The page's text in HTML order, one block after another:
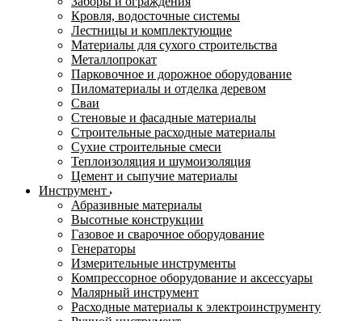
Кровля, водосточные системы
Лестницы и комплектующие
Материалы для сухого строительства
Металлопрокат
Парковочное и дорожное оборудование
Пиломатериалы и отделка деревом
Сваи
Стеновые и фасадные материалы
Строительные расходные материалы
Сухие строительные смеси
Теплоизоляция и шумоизоляция
Цемент и сыпучие материалы
Инструмент
Абразивные материалы
Высотные конструкции
Газовое и сварочное оборудование
Генераторы
Измерительные инструменты
Компрессорное оборудование и аксессуары
Малярный инструмент
Расходные материалы к электроинструменту